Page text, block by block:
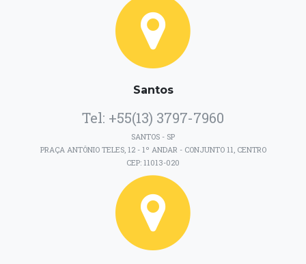
Santos
Tel: +55(13) 3797-7960
SANTOS - SP
PRAÇA ANTÔNIO TELES, 12 - 1º ANDAR - CONJUNTO 11, CENTRO
CEP: 11013-020